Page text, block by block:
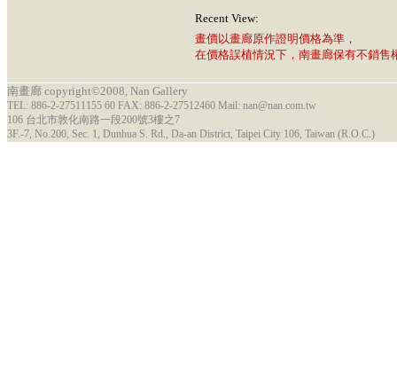
Recent View:
畫價以畫廊原作證明價格為準，
在價格誤植情況下，南畫廊保有不銷售
南畫廊 copyright©2008, Nan Gallery
TEL: 886-2-27511155 60 FAX: 886-2-27512460 Mail: nan@nan.com.tw
106 台北市敦化南路一段200號3樓之7
3F.-7, No.200, Sec. 1, Dunhua S. Rd., Da-an District, Taipei City 106, Taiwan (R.O.C.)